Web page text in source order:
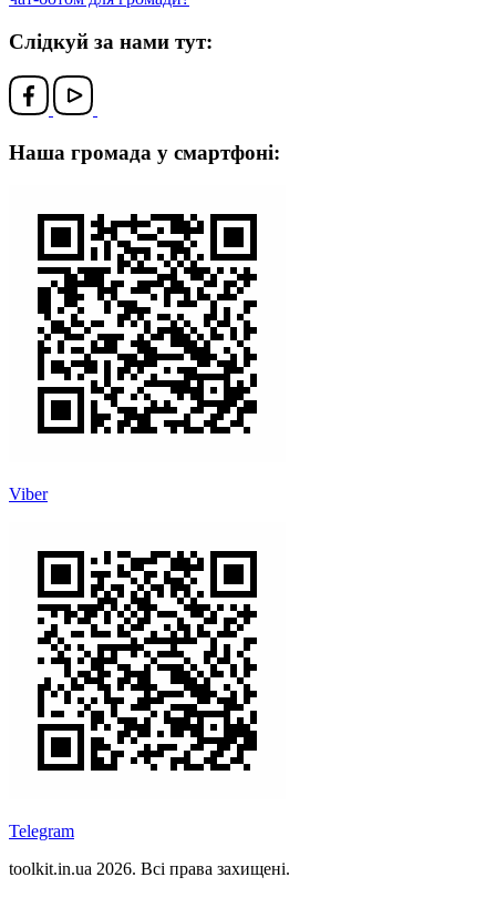
Слідкуй за нами тут:
Наша громада у смартфоні:
Viber
Telegram
toolkit.in.ua 2026. Всі права захищені.